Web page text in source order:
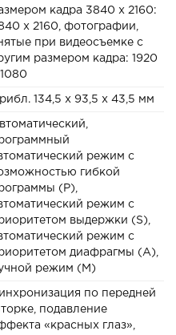
кадра 3840 x 2160:
x 2160, фотографии,
при видеосъемке с
размером кадра: 1920
134,5 x 93,5 x 43,5 мм
режим с
гибкой
(Р),
режим с
выдержки (S),
режим с
диафрагмы (А),
режим (М)
по передней
подавление
«красных глаз»,